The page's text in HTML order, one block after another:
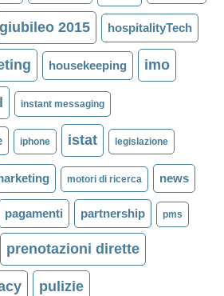
giubileo 2015 hospitalityTech
housekeeping imo
instant messaging
iphone istat legislazione
motori di ricerca news
pagamenti partnership pms
prenotazioni dirette
pulizie